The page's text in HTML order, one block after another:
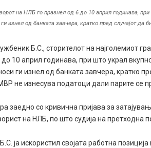
на НЛБ го празнел од 6 до 10 април годинава,
изнел од банката завчера, кратко пред случајот да
Б.С., сторителот на најголемиот
до 10 април годинава, при што украл
ги изнел од банката завчера, кратко
не изнесува податоци дали парите се
заедно со кривична пријава за
на НЛБ, по што судија на претходна
ја искористил својата работна